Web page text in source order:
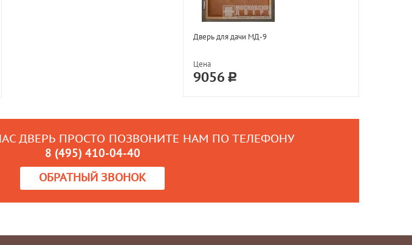
Дверь для дачи МД-9
Цена
9056
ДВЕРЬ ПРОСТО ПОЗВОНИТЕ НАМ ПО ТЕЛЕФОНУ
8 (495) 410-04-40
ОБРАТНЫЙ ЗВОНОК